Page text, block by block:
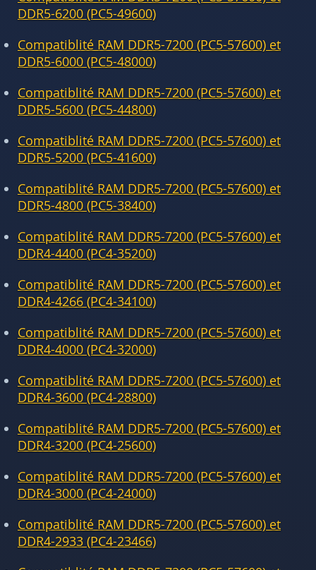
DDR5-6200 (PC5-49600)
Compatiblité RAM DDR5-7200 (PC5-57600) et
DDR5-6000 (PC5-48000)
Compatiblité RAM DDR5-7200 (PC5-57600) et
DDR5-5600 (PC5-44800)
Compatiblité RAM DDR5-7200 (PC5-57600) et
DDR5-5200 (PC5-41600)
Compatiblité RAM DDR5-7200 (PC5-57600) et
DDR5-4800 (PC5-38400)
Compatiblité RAM DDR5-7200 (PC5-57600) et
DDR4-4400 (PC4-35200)
Compatiblité RAM DDR5-7200 (PC5-57600) et
DDR4-4266 (PC4-34100)
Compatiblité RAM DDR5-7200 (PC5-57600) et
DDR4-4000 (PC4-32000)
Compatiblité RAM DDR5-7200 (PC5-57600) et
DDR4-3600 (PC4-28800)
Compatiblité RAM DDR5-7200 (PC5-57600) et
DDR4-3200 (PC4-25600)
Compatiblité RAM DDR5-7200 (PC5-57600) et
DDR4-3000 (PC4-24000)
Compatiblité RAM DDR5-7200 (PC5-57600) et
DDR4-2933 (PC4-23466)